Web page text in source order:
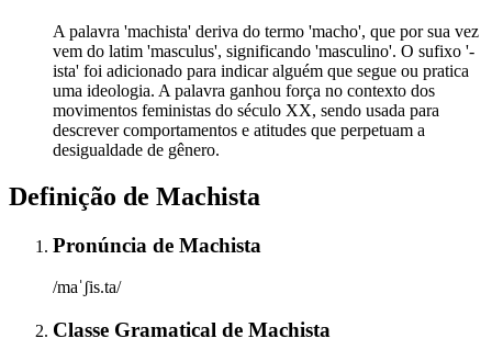
A palavra 'machista' deriva do termo 'macho', que por sua vez
vem do latim 'masculus', significando 'masculino'. O sufixo '-
ista' foi adicionado para indicar alguém que segue ou pratica
uma ideologia. A palavra ganhou força no contexto dos
movimentos feministas do século XX, sendo usada para
descrever comportamentos e atitudes que perpetuam a
desigualdade de gênero.
Definição de Machista
Pronúncia de Machista
/maˈʃis.ta/
Classe Gramatical de Machista